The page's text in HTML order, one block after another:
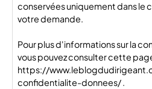
conservées uniquement dans le
votre demande.
Pour plus d'informations sur la
vous pouvez consulter cette
https://
confidentialite-donnees/ .